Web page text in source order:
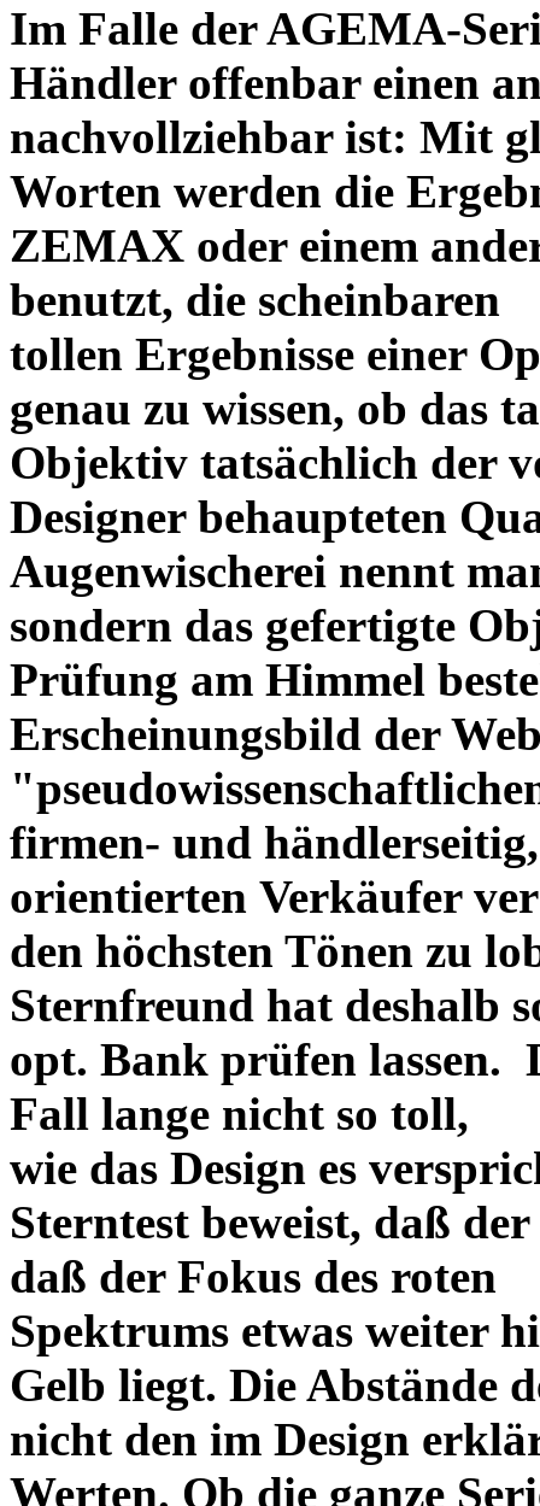
Im Falle der AGEMA-
Händler offenbar einen
nachvollziehbar ist: Mit
Worten werden die
ZEMAX oder einem
benutzt, die scheinbaren
tollen Ergebnisse einer
genau zu wissen, ob das
Objektiv tatsächlich der
Designer behaupteten
Augenwischerei nennt
sondern das gefertigte
Prüfung am Himmel
Erscheinungsbild der
firmen- und
orientierten Verkäufer
den höchsten Tönen zu
Sternfreund hat deshalb
opt. Bank prüfen lassen.
Fall lange nicht so toll,
wie das Design es
Sterntest beweist, daß
daß der Fokus des roten
Spektrums etwas weiter
Gelb liegt. Die Abstände
nicht den im Design
Werten. Ob die ganze